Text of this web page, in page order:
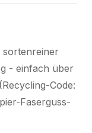
sortenreiner
- einfach über
Code:
Faserguss-